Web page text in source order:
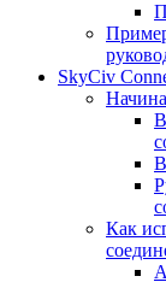
SkyCiv
Как